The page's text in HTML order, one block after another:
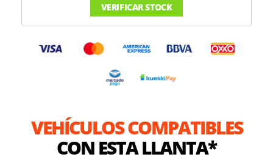
VERIFICAR STOCK
VEHÍCULOS COMPATIBLES
CON ESTA LLANTA*